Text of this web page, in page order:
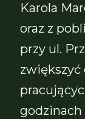
Karola
oraz z
przy ul.
zwiększyć
godzinach